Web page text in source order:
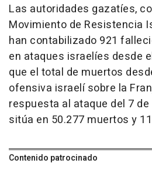
Las autoridades gazatíes,
Movimiento de Resistencia
han contabilizado 921
en ataques israelíes desde
que el total de muertos
ofensiva israelí sobre la
respuesta al ataque del 7
sitúa en 50.277 muertos y
Contenido patrocinado